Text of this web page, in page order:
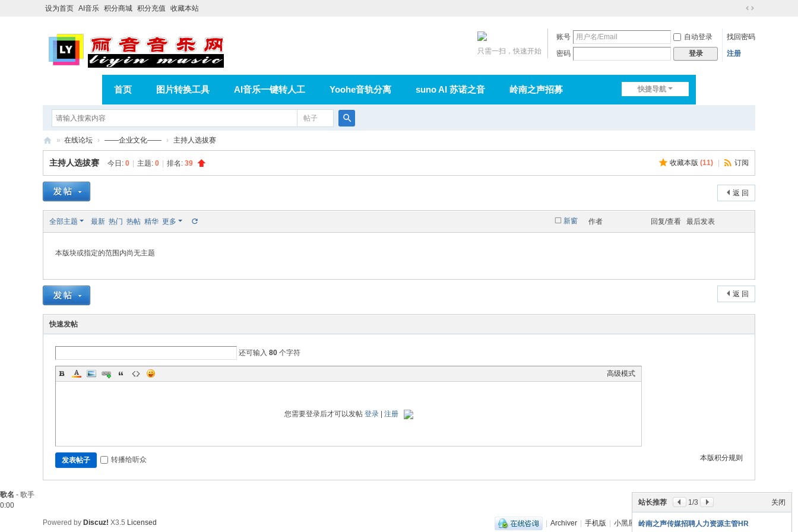
设为首页 AI音乐 积分商城 积分充值 收藏本站
到
账号 自动登录
找回密码
密码
登录 注册
只需一扫，快速开始
快捷导航
首页 图片转换工具 AI音乐一键转人工 Yoohe音轨分离 suno AI 苏诺之音 岭南之声招募
在线论坛
相册 分享 记录
帖子
索
音
音
乐
网
» 在线论坛 › ——企业文化—— › 主持人选拔赛
收藏本版 (11) 订阅
主持人选拔赛 今日: 0 主题: 0 排名: 39
返 回
新窗
全部主题 最新 热门 热帖 精华 更多 作者 回复/查看 最后发表
本版块或指定的范围内尚无主题
返 回
快速发帖
还可输入 80 个字符
高级模式
您需要登录后才可以发帖 登录| 注册
本版积分规则
发表帖子 转播给听众
关闭
站长推荐 1/3
岭南之声传媒招聘人力资源主管HR
歌名 - 歌手
0:00
| Archiver | 手机版 | 小黑屋 | 丽音音乐网(粤ICP备18151349号
Powered by Discuz! X3.5 Licensed